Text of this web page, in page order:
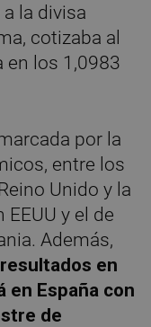
la divisa
cotizaba al
en los 1,0983
por la
entre los
Unido y la
y el de
Además,
en
en España con
de